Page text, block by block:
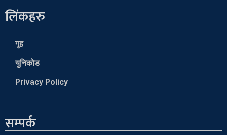
लिंकहरु
गृह
युनिकोड
Privacy Policy
सम्पर्क